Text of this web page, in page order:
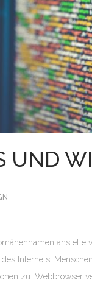
UND
Internets.
zu. Webbrowser